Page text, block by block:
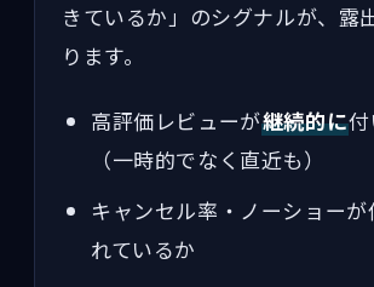
きているか」のシグナルが、露
ります。
高評価レビューが継続的に
（一時的でなく直近も）
キャンセル率・ノーショーが
れているか